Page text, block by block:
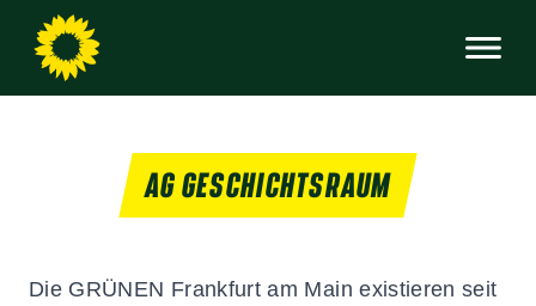
AG GESCHICHTSRAUM
Die GRÜNEN Frankfurt am Main existieren seit